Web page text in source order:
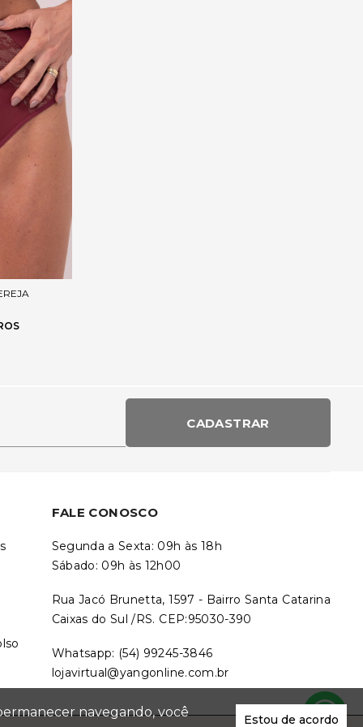
CADASTRAR
FALE CONOSCO
Segunda a Sexta: 09h às 18h
Sábado: 09h às 12h00
Rua Jacó Brunetta, 1597 - Bairro Santa Catarina
Caixas do Sul /RS. CEP:95030-390
Whatsapp: (54) 99245-3846
lojavirtual@yangonline.com.br
navegando, você Estou de acordo